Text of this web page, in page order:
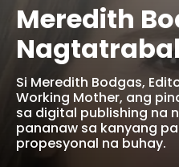
Meredith
Si Meredith Bodgas,
Working Mother, ang
sa digital publishing na
pananaw sa kanyang
propesyonal na buhay.